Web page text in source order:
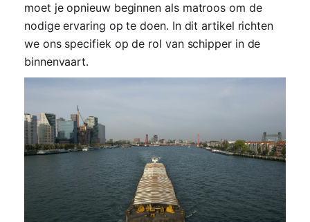
moet je opnieuw beginnen als matroos om de
nodige ervaring op te doen. In dit artikel richten
we ons specifiek op de rol van schipper in de
binnenvaart.